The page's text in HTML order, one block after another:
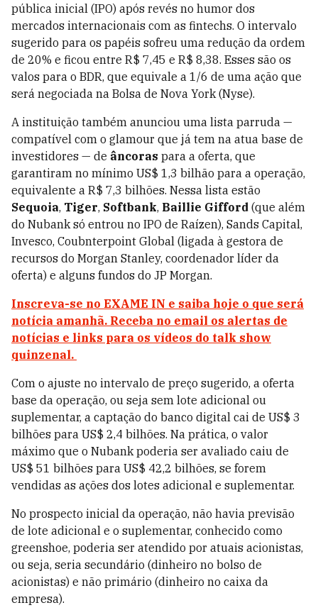
pública inicial (IPO) após revés no humor dos
mercados internacionais com as fintechs. O intervalo
sugerido para os papéis sofreu uma redução da ordem
de 20% e ficou entre R$ 7,45 e R$ 8,38. Esses são os
valos para o BDR, que equivale a 1/6 de uma ação que
será negociada na Bolsa de Nova York (Nyse).
A instituição também anunciou uma lista parruda —
compatível com o glamour que já tem na atua base de
investidores — de âncoras para a oferta, que
garantiram no mínimo US$ 1,3 bilhão para a operação,
equivalente a R$ 7,3 bilhões. Nessa lista estão
Sequoia, Tiger, Softbank, Baillie Gifford (que além
do Nubank só entrou no IPO de Raízen), Sands Capital,
Invesco, Coubnterpoint Global (ligada à gestora de
recursos do Morgan Stanley, coordenador líder da
oferta) e alguns fundos do JP Morgan.
Inscreva-se no EXAME IN e saiba hoje o que será
notícia amanhã. Receba no email os alertas de
notícias e links para os vídeos do talk show
quinzenal.
Com o ajuste no intervalo de preço sugerido, a oferta
base da operação, ou seja sem lote adicional ou
suplementar, a captação do banco digital cai de US$ 3
bilhões para US$ 2,4 bilhões. Na prática, o valor
máximo que o Nubank poderia ser avaliado caiu de
US$ 51 bilhões para US$ 42,2 bilhões, se forem
vendidas as ações dos lotes adicional e suplementar.
No prospecto inicial da operação, não havia previsão
de lote adicional e o suplementar, conhecido como
greenshoe, poderia ser atendido por atuais acionistas,
ou seja, seria secundário (dinheiro no bolso de
acionistas) e não primário (dinheiro no caixa da
empresa).